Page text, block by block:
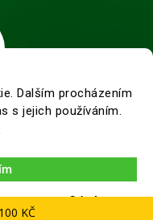
Dalším procházením
s jejich používáním.
Odmítnout
na nátěry dřeva
KČ